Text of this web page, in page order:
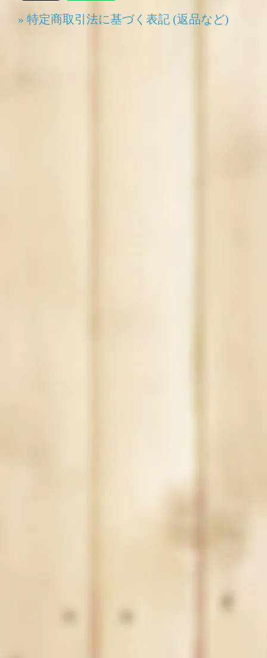
» 特定商取引法に基づく表記 (返品など)